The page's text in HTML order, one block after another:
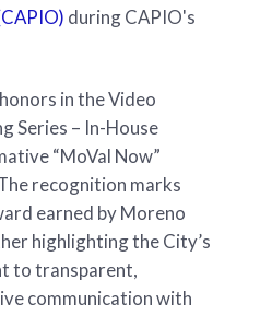
during CAPIO's
in the Video
Series – In-House
“MoVal Now”
recognition marks
earned by Moreno
highlighting the City’s
to transparent,
communication with